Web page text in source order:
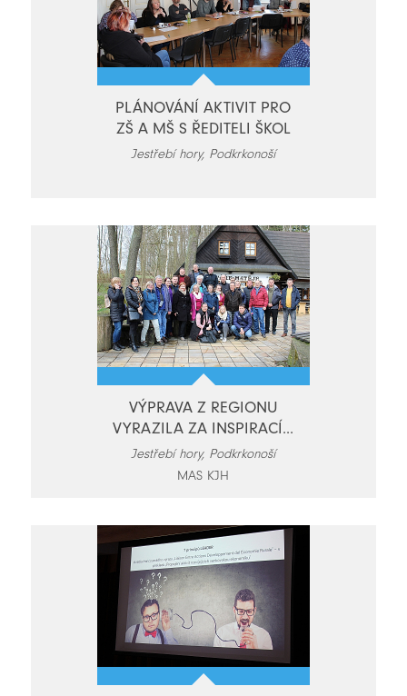
PLÁNOVÁNÍ AKTIVIT PRO
ZŠ A MŠ S ŘEDITELI ŠKOL
Jestřebí hory, Podkrkonoší
VÝPRAVA Z REGIONU
VYRAZILA ZA INSPIRACÍ...
Jestřebí hory, Podkrkonoší
MAS KJH